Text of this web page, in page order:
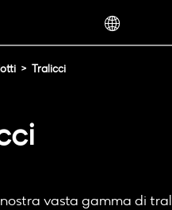
> Tralicci
vasta gamma di